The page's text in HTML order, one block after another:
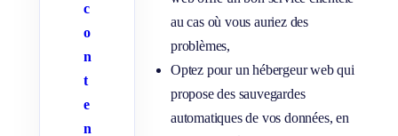
c
o
n
t
e
n
au cas où vous auriez des
problèmes,
Optez pour un hébergeur web qui
propose des sauvegardes
automatiques de vos données, en